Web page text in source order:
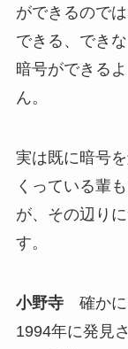
ができるので
できる、でき
暗号ができる
ん。
実は既に暗号
くっている輩
が、その辺り
す。
小野寺確かに
1994年に発見